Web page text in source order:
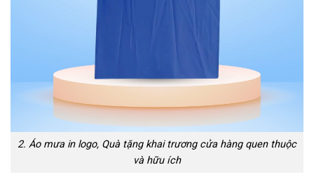
2. Áo mưa in logo, Quà tặng khai trương cửa hàng quen thuộc
và hữu ích